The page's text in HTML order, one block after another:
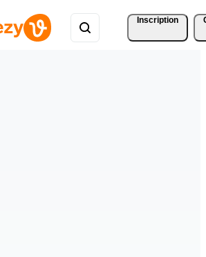
Inscription